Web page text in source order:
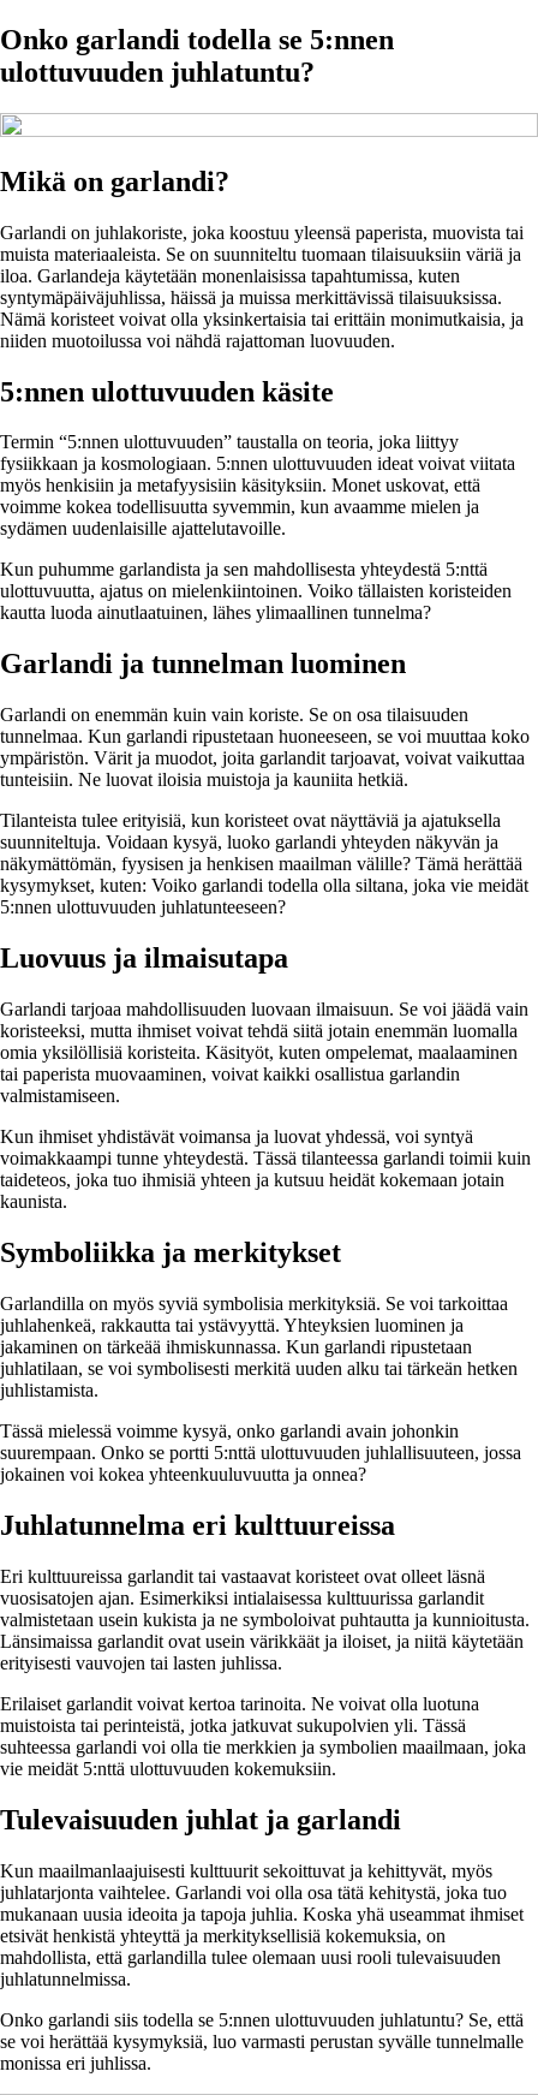
Onko garlandi todella se 5:nnen
ulottuvuuden juhlatuntu?
Mikä on garlandi?
Garlandi on juhlakoriste, joka koostuu yleensä paperista, muovista tai
muista materiaaleista. Se on suunniteltu tuomaan tilaisuuksiin väriä ja
iloa. Garlandeja käytetään monenlaisissa tapahtumissa, kuten
syntymäpäiväjuhlissa, häissä ja muissa merkittävissä tilaisuuksissa.
Nämä koristeet voivat olla yksinkertaisia tai erittäin monimutkaisia, ja
niiden muotoilussa voi nähdä rajattoman luovuuden.
5:nnen ulottuvuuden käsite
Termin “5:nnen ulottuvuuden” taustalla on teoria, joka liittyy
fysiikkaan ja kosmologiaan. 5:nnen ulottuvuuden ideat voivat viitata
myös henkisiin ja metafyysisiin käsityksiin. Monet uskovat, että
voimme kokea todellisuutta syvemmin, kun avaamme mielen ja
sydämen uudenlaisille ajattelutavoille.
Kun puhumme garlandista ja sen mahdollisesta yhteydestä 5:nttä
ulottuvuutta, ajatus on mielenkiintoinen. Voiko tällaisten koristeiden
kautta luoda ainutlaatuinen, lähes ylimaallinen tunnelma?
Garlandi ja tunnelman luominen
Garlandi on enemmän kuin vain koriste. Se on osa tilaisuuden
tunnelmaa. Kun garlandi ripustetaan huoneeseen, se voi muuttaa koko
ympäristön. Värit ja muodot, joita garlandit tarjoavat, voivat vaikuttaa
tunteisiin. Ne luovat iloisia muistoja ja kauniita hetkiä.
Tilanteista tulee erityisiä, kun koristeet ovat näyttäviä ja ajatuksella
suunniteltuja. Voidaan kysyä, luoko garlandi yhteyden näkyvän ja
näkymättömän, fyysisen ja henkisen maailman välille? Tämä herättää
kysymykset, kuten: Voiko garlandi todella olla siltana, joka vie meidät
5:nnen ulottuvuuden juhlatunteeseen?
Luovuus ja ilmaisutapa
Garlandi tarjoaa mahdollisuuden luovaan ilmaisuun. Se voi jäädä vain
koristeeksi, mutta ihmiset voivat tehdä siitä jotain enemmän luomalla
omia yksilöllisiä koristeita. Käsityöt, kuten ompelemat, maalaaminen
tai paperista muovaaminen, voivat kaikki osallistua garlandin
valmistamiseen.
Kun ihmiset yhdistävät voimansa ja luovat yhdessä, voi syntyä
voimakkaampi tunne yhteydestä. Tässä tilanteessa garlandi toimii kuin
taideteos, joka tuo ihmisiä yhteen ja kutsuu heidät kokemaan jotain
kaunista.
Symboliikka ja merkitykset
Garlandilla on myös syviä symbolisia merkityksiä. Se voi tarkoittaa
juhlahenkeä, rakkautta tai ystävyyttä. Yhteyksien luominen ja
jakaminen on tärkeää ihmiskunnassa. Kun garlandi ripustetaan
juhlatilaan, se voi symbolisesti merkitä uuden alku tai tärkeän hetken
juhlistamista.
Tässä mielessä voimme kysyä, onko garlandi avain johonkin
suurempaan. Onko se portti 5:nttä ulottuvuuden juhlallisuuteen, jossa
jokainen voi kokea yhteenkuuluvuutta ja onnea?
Juhlatunnelma eri kulttuureissa
Eri kulttuureissa garlandit tai vastaavat koristeet ovat olleet läsnä
vuosisatojen ajan. Esimerkiksi intialaisessa kulttuurissa garlandit
valmistetaan usein kukista ja ne symboloivat puhtautta ja kunnioitusta.
Länsimaissa garlandit ovat usein värikkäät ja iloiset, ja niitä käytetään
erityisesti vauvojen tai lasten juhlissa.
Erilaiset garlandit voivat kertoa tarinoita. Ne voivat olla luotuna
muistoista tai perinteistä, jotka jatkuvat sukupolvien yli. Tässä
suhteessa garlandi voi olla tie merkkien ja symbolien maailmaan, joka
vie meidät 5:nttä ulottuvuuden kokemuksiin.
Tulevaisuuden juhlat ja garlandi
Kun maailmanlaajuisesti kulttuurit sekoittuvat ja kehittyvät, myös
juhlatarjonta vaihtelee. Garlandi voi olla osa tätä kehitystä, joka tuo
mukanaan uusia ideoita ja tapoja juhlia. Koska yhä useammat ihmiset
etsivät henkistä yhteyttä ja merkityksellisiä kokemuksia, on
mahdollista, että garlandilla tulee olemaan uusi rooli tulevaisuuden
juhlatunnelmissa.
Onko garlandi siis todella se 5:nnen ulottuvuuden juhlatuntu? Se, että
se voi herättää kysymyksiä, luo varmasti perustan syvälle tunnelmalle
monissa eri juhlissa.